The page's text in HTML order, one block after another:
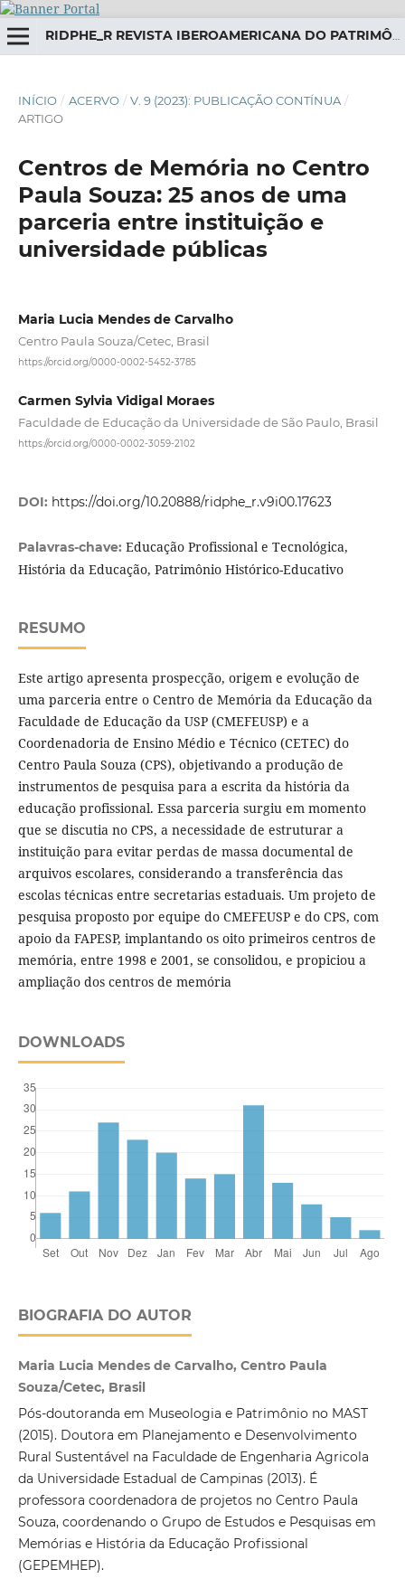
RIDPHE_R REVISTA IBEROAMERICANA DO PATRIMÔNIO HISTÓRICO-EDUCATIVO
INÍCIO / ACERVO / V. 9 (2023): PUBLICAÇÃO CONTÍNUA /
ARTIGO
Centros de Memória no Centro
Paula Souza: 25 anos de uma
parceria entre instituição e
universidade públicas
Maria Lucia Mendes de Carvalho
Centro Paula Souza/Cetec, Brasil
https://orcid.org/0000-0002-5452-3785
Carmen Sylvia Vidigal Moraes
Faculdade de Educação da Universidade de São Paulo, Brasil
https://orcid.org/0000-0002-3059-2102
DOI: https://doi.org/10.20888/ridphe_r.v9i00.17623
Palavras-chave: Educação Profissional e Tecnológica,
História da Educação, Patrimônio Histórico-Educativo
RESUMO
Este artigo apresenta prospecção, origem e evolução de
uma parceria entre o Centro de Memória da Educação da
Faculdade de Educação da USP (CMEFEUSP) e a
Coordenadoria de Ensino Médio e Técnico (CETEC) do
Centro Paula Souza (CPS), objetivando a produção de
instrumentos de pesquisa para a escrita da história da
educação profissional. Essa parceria surgiu em momento
que se discutia no CPS, a necessidade de estruturar a
instituição para evitar perdas de massa documental de
arquivos escolares, considerando a transferência das
escolas técnicas entre secretarias estaduais. Um projeto de
pesquisa proposto por equipe do CMEFEUSP e do CPS, com
apoio da FAPESP, implantando os oito primeiros centros de
memória, entre 1998 e 2001, se consolidou, e propiciou a
ampliação dos centros de memória
DOWNLOADS
BIOGRAFIA DO AUTOR
Maria Lucia Mendes de Carvalho, Centro Paula
Souza/Cetec, Brasil
Pós-doutoranda em Museologia e Patrimônio no MAST
(2015). Doutora em Planejamento e Desenvolvimento
Rural Sustentável na Faculdade de Engenharia Agricola
da Universidade Estadual de Campinas (2013). É
professora coordenadora de projetos no Centro Paula
Souza, coordenando o Grupo de Estudos e Pesquisas em
Memórias e História da Educação Profissional
(GEPEMHEP).